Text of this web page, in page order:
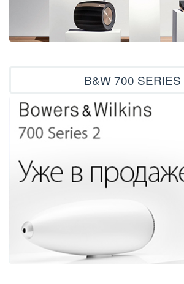
B&W 700 SERIES